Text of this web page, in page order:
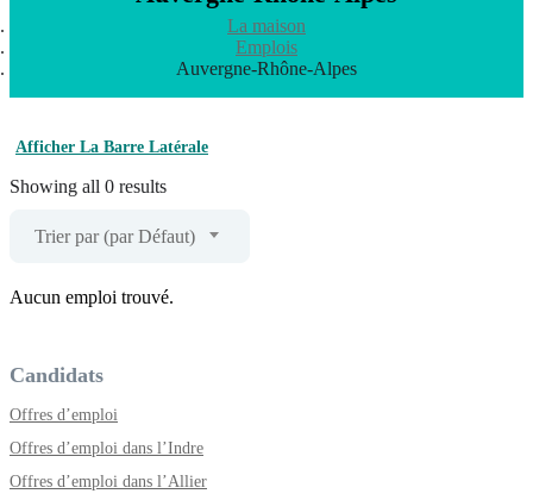
La maison
Emplois
Auvergne-Rhône-Alpes
Afficher La Barre Latérale
Showing all 0 results
Trier par (par Défaut)
Aucun emploi trouvé.
Candidats
Offres d’emploi
Offres d’emploi dans l’Indre
Offres d’emploi dans l’Allier